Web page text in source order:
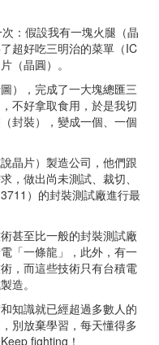
：假設我有一塊火腿（晶
超好吃三明治的菜單（IC
（晶圓）。
），完成了一大塊總匯三
不好拿取食用，於是我切
封裝），變成一個、一個
晶片）製造公司，他們跟
，做出尚未測試、裁切、
）的封裝測試廠進行最
甚至比一般的封裝測試廠
「一條龍」，此外，有一
，而這些技術只有台積電
造。
知識就已經超過多數人的
別放棄學習，每天懂得多
fighting！